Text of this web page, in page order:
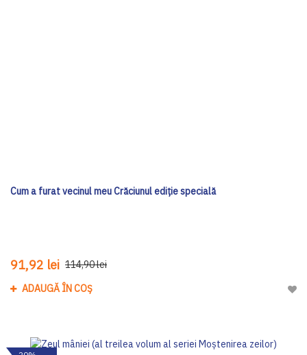
Cum a furat vecinul meu Crăciunul ediţie specială
91,92 lei 114,90 lei
ADAUGĂ ÎN COȘ